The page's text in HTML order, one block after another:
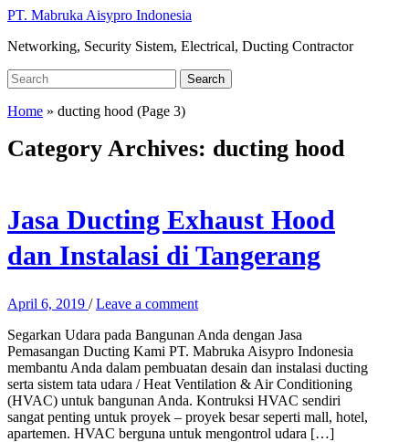
Skip
main
PT. Mabruka Aisypro Indonesia
Networking, Security Sistem, Electrical, Ducting Contractor
Search
for:
Search
Home » ducting hood (Page 3)
Category Archives: ducting hood
Jasa Ducting Exhaust Hood
dan Instalasi di Tangerang
April 6, 2019 /Leave a comment
Segarkan Udara pada Bangunan Anda dengan Jasa
Pemasangan Ducting Kami PT. Mabruka Aisypro Indonesia
membantu Anda dalam pembuatan desain dan instalasi ducting
serta sistem tata udara / Heat Ventilation & Air Conditioning
(HVAC) untuk bangunan Anda. Kontruksi HVAC sendiri
sangat penting untuk proyek – proyek besar seperti mall, hotel,
apartemen. HVAC berguna untuk mengontrol udara […]